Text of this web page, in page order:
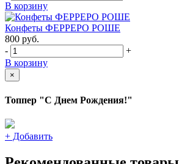
В корзину
Конфеты ФЕРРЕРО РОШЕ
800 руб.
-
+
В корзину
×
Топпер "С Днем Рождения!"
+ Добавить